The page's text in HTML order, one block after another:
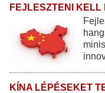
FEJLESZTENI KELL
KÍNA LÉPÉSEKET